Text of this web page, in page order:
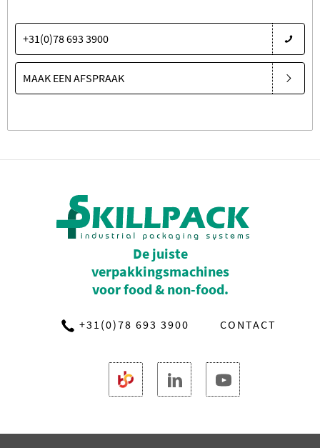
+31(0)78 693 3900
MAAK EEN AFSPRAAK
De juiste
verpakkingsmachines
voor food & non-food.
+31(0)78 693 3900 CONTACT